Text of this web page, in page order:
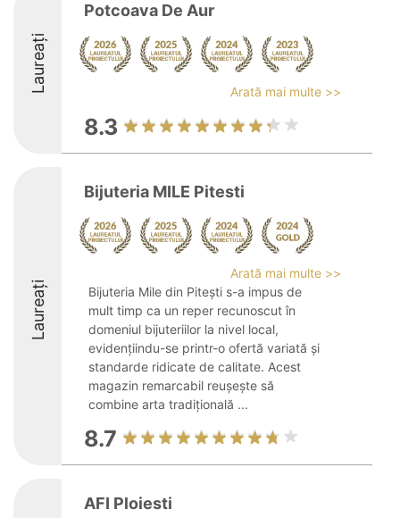
Laureați
Potcoava De Aur
Arată mai multe >>
8.3
Laureați
Bijuteria MILE Pitesti
Arată mai multe >>
Bijuteria Mile din Pitești s-a impus de
mult timp ca un reper recunoscut în
domeniul bijuteriilor la nivel local,
evidențiindu-se printr-o ofertă variată și
standarde ridicate de calitate. Acest
magazin remarcabil reușește să
combine arta tradițională ...
8.7
AFI Ploiesti